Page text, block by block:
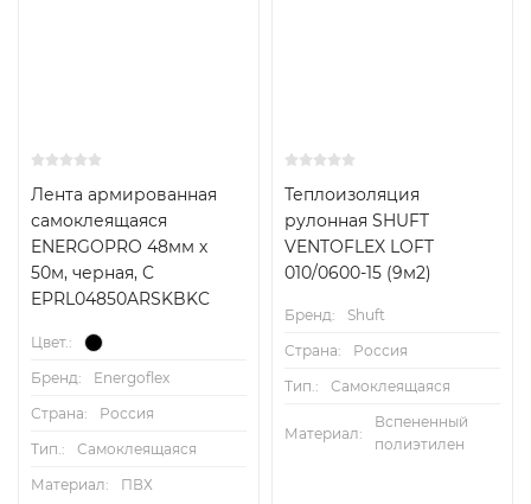
Лента армированная
самоклеящаяся
ENERGOPRO 48мм х
50м, черная, C
EPRL04850ARSKBKC
Цвет.:
Бренд:
Energoflex
Страна:
Россия
Тип.:
Самоклеящаяся
Материал:
ПВХ
Теплоизоляция
рулонная SHUFT
VENTOFLEX LOFT
010/0600-15 (9м2)
Бренд:
Shuft
Страна:
Россия
Тип.:
Самоклеящаяся
Материал:
Вспененный
полиэтилен